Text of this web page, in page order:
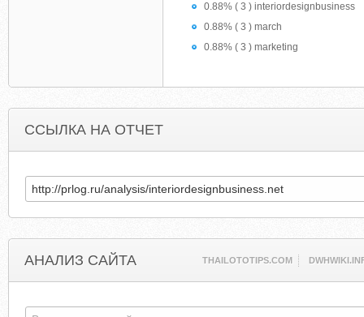
0.88% ( 3 ) interiordesignbusiness
0.88% ( 3 ) march
0.88% ( 3 ) marketing
ССЫЛКА НА ОТЧЕТ
АНАЛИЗ САЙТА THAILOTOTIPS.COM